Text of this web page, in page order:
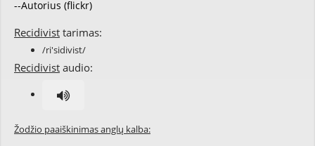
--Autorius (flickr)
Recidivist tarimas:
/ri'sidivist/
Recidivist audio:
Žodžio paaiškinimas anglų kalba: